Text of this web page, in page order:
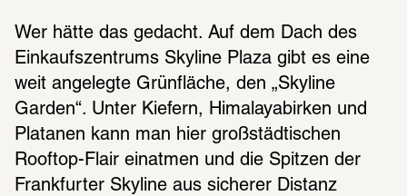
Wer hätte das gedacht. Auf dem Dach des
Einkaufszentrums Skyline Plaza gibt es eine
weit angelegte Grünfläche, den „Skyline
Garden“. Unter Kiefern, Himalayabirken und
Platanen kann man hier großstädtischen
Rooftop-Flair einatmen und die Spitzen der
Frankfurter Skyline aus sicherer Distanz